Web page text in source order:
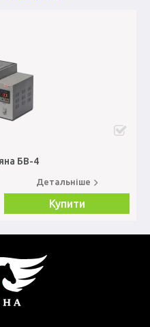
БВ-4
Детальніше
Купити